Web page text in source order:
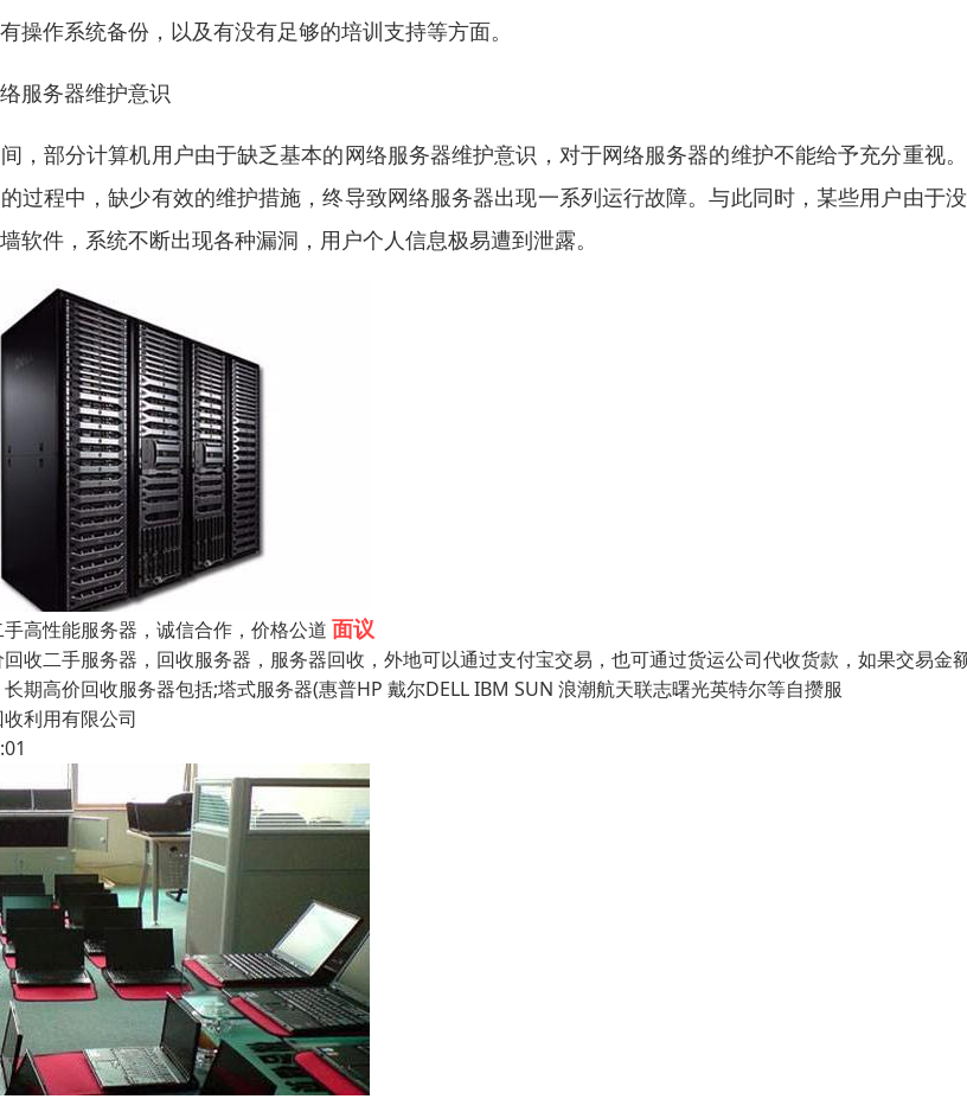
操作系统备份，以及有没有足够的培训支持等方面。
服务器维护意识
，部分计算机用户由于缺乏基本的网络服务器维护意识，对于网络服务器的维护不能给予充分重视
过程中，缺少有效的维护措施，终导致网络服务器出现一系列运行故障。与此同时，某些用户由于
软件，系统不断出现各种漏洞，用户个人信息极易遭到泄露。
高性能服务器，诚信合作，价格公道 面议
收二手服务器，回收服务器，服务器回收，外地可以通过支付宝交易，也可通过货运公司代收货款，如果交易金
期高价回收服务器包括;塔式服务器(惠普HP 戴尔DELL IBM SUN 浪潮航天联志曙光英特尔等自攒服
利用有限公司